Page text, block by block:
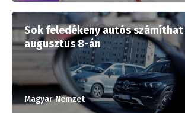
Sok feledékeny autós
augusztus 8-án
Magyar Nemzet